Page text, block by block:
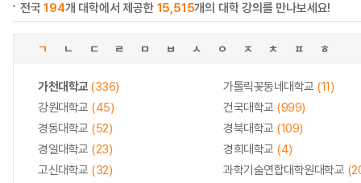
전국194개 대학에서 제공한 15,515개의 대학 강의를 만나보세요!
ㄱ ㄴ ㄷ ㄹ ㅁ ㅂ ㅅ ㅇ ㅈ ㅊ ㅍ ㅎ
가천대학교(336) 가톨릭꽃동네대학교 (11)
강원대학교 (45) 건국대학교 (999)
경동대학교 (52) 경북대학교 (109)
경일대학교 (23) 경희대학교 (4)
고신대학교 (32) 과학기술연합대학원대학교